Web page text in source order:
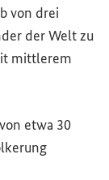
von drei
der Welt zu
Eintrag zum
mittlerem
etwa 30